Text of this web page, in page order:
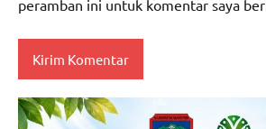
peramban ini untuk komentar saya